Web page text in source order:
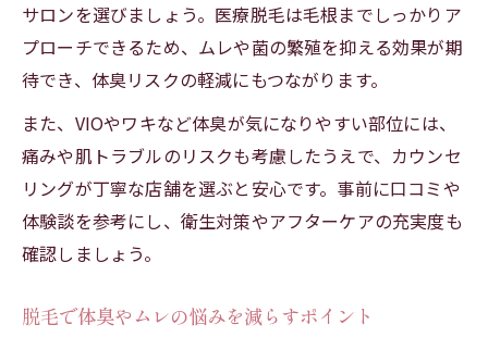
サロンを選びましょう。医療脱毛は毛根までしっかりア
プローチできるため、ムレや菌の繁殖を抑える効果が期
待でき、体臭リスクの軽減にもつながります。
また、VIOやワキなど体臭が気になりやすい部位には、
痛みや肌トラブルのリスクも考慮したうえで、カウンセ
リングが丁寧な店舗を選ぶと安心です。事前に口コミや
体験談を参考にし、衛生対策やアフターケアの充実度も
確認しましょう。
脱毛で体臭やムレの悩みを減らすポイント